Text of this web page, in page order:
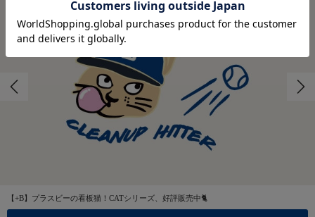
【+B】プラスビーの看板猫！CATシリーズ、好評販売中🐈